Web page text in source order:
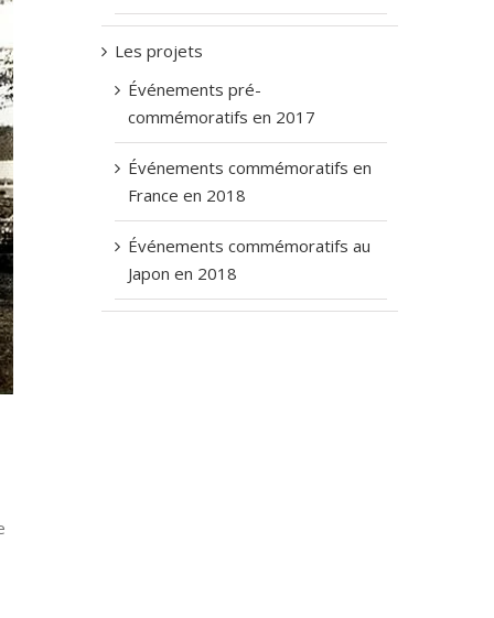
Les projets
Événements pré-
commémoratifs en 2017
Événements commémoratifs en
France en 2018
Événements commémoratifs au
Japon en 2018